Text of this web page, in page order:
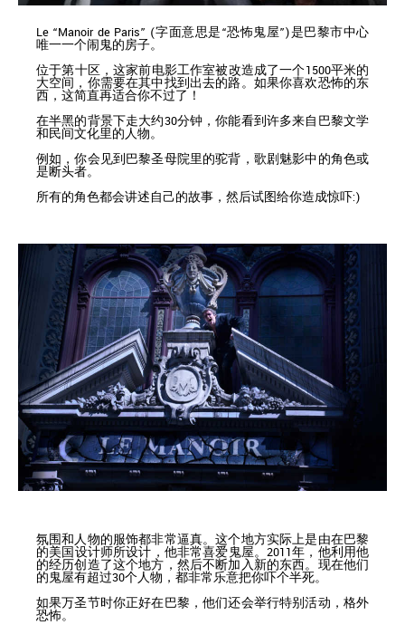
Le “Manoir de Paris” (字面意思是“恐怖鬼屋”)是巴黎市中心
唯一一个闹鬼的房子。
位于第十区，这家前电影工作室被改造成了一个1500平米的
大空间，你需要在其中找到出去的路。如果你喜欢恐怖的东
西，这简直再适合你不过了！
在半黑的背景下走大约30分钟，你能看到许多来自巴黎文学
和民间文化里的人物。
例如，你会见到巴黎圣母院里的驼背，歌剧魅影中的角色或
是断头者。
所有的角色都会讲述自己的故事，然后试图给你造成惊吓:)
氛围和人物的服饰都非常逼真。这个地方实际上是由在巴黎
的美国设计师所设计，他非常喜爱鬼屋。2011年，他利用他
的经历创造了这个地方，然后不断加入新的东西。现在他们
的鬼屋有超过30个人物，都非常乐意把你吓个半死。
如果万圣节时你正好在巴黎，他们还会举行特别活动，格外
恐怖。